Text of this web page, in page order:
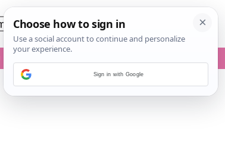
Sign in with Google